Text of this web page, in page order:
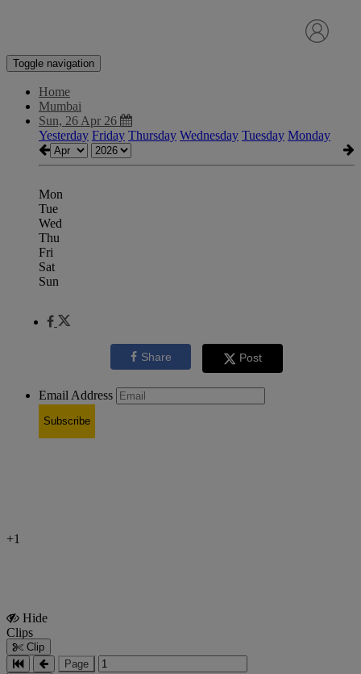
Toggle navigation
Home
Mumbai
Sun, 26 Apr 26
Yesterday Friday Thursday Wednesday Tuesday Monday
Mon
Tue
Wed
Thu
Fri
Sat
Sun
Share Post
Email Address
Subscribe
+1
Hide
Clips
Clip
Page